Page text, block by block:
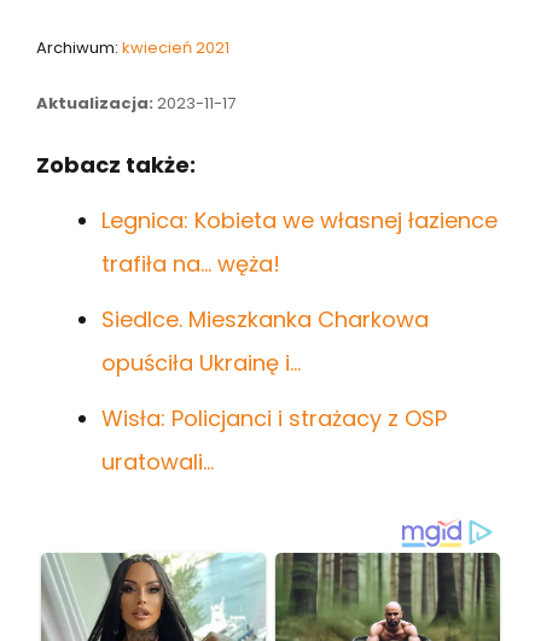
Archiwum: kwiecień 2021
Aktualizacja: 2023-11-17
Zobacz także:
Legnica: Kobieta we własnej łazience
trafiła na... węża!
Siedlce. Mieszkanka Charkowa
opuściła Ukrainę i…
Wisła: Policjanci i strażacy z OSP
uratowali…